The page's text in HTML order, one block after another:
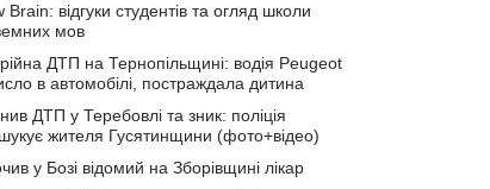
Brain: відгуки студентів та огляд школи
мов
ДТП на Тернопільщині: водія Peugeot
в автомобілі, постраждала дитина
ДТП у Теребовлі та зник: поліція
жителя Гусятинщини (фото+відео)
у Бозі відомий на Зборівщині лікар